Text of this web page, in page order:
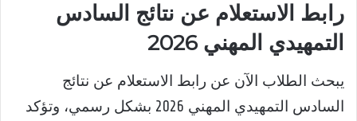
رابط الاستعلام عن نتائج السادس
التمهيدي المهني 2026
يبحث الطلاب الآن عن رابط الاستعلام عن نتائج
السادس التمهيدي المهني 2026 بشكل رسمي، وتؤكد